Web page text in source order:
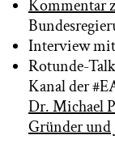
Kommentar
Interview
Rotunde-
Kanal der
Dr. Michael
Gründer und